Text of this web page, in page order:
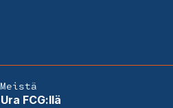
Meistä
Ura FCG:llä